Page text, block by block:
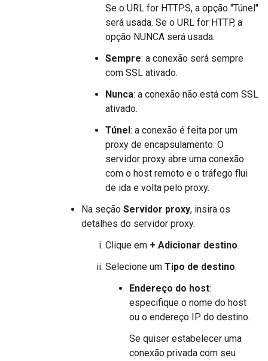
Se o URL for HTTPS, a opção "Túnel"
será usada. Se o URL for HTTP, a
opção NUNCA será usada.
Sempre: a conexão será sempre
com SSL ativado.
Nunca: a conexão não está com SSL
ativado.
Túnel: a conexão é feita por um
proxy de encapsulamento. O
servidor proxy abre uma conexão
com o host remoto e o tráfego flui
de ida e volta pelo proxy.
Na seção Servidor proxy, insira os
detalhes do servidor proxy.
Clique em + Adicionar destino.
Selecione um Tipo de destino.
Endereço do host:
especifique o nome do host
ou o endereço IP do destino.
Se quiser estabelecer uma
conexão privada com seu